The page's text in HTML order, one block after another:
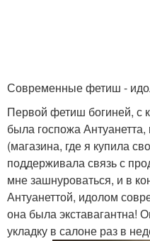
Современные фетиш -
Первой фетиш богиней, с
была госпожа
(магазина, где я купила
поддерживала связь с
мне зашнуроваться, и в
Антуанеттой, идолом
она была экставагантна!
укладку в салоне раз в